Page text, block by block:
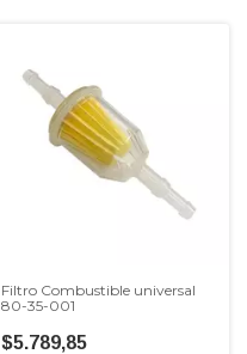
Filtro Combustible universal
80-35-001
$5.789,85